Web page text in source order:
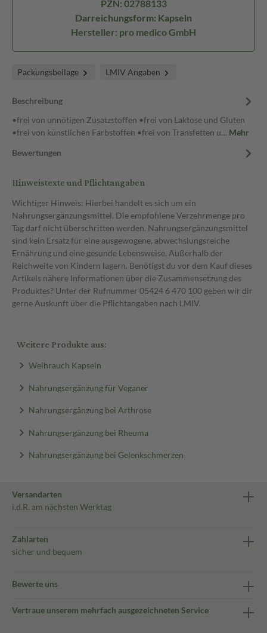
PZN: 02788133
Darreichungsform: Kapseln
Hersteller: pro medico GmbH
Packungsbeilage LMIV Angaben
Beschreibung
•frei von unnötigen Zusatzstoffen •frei von Laktose und Gluten
•frei von künstlichen Farbstoffen •frei von Transfetten u… Mehr
Bewertungen
Hinweistexte und Pflichtangaben
Wichtiger Hinweis: Hierbei handelt es sich um ein
Nahrungsergänzungsmittel. Die empfohlene Verzehrmenge pro
Tag darf nicht überschritten werden. Nahrungsergänzungsmittel
sind kein Ersatz für eine ausgewogene, abwechslungsreiche
Ernährung und eine gesunde Lebensweise. Außerhalb der
Reichweite von Kindern lagern. Benötigst du vor dem Kauf dieses
Artikels nähere Informationen über die Zusammensetzung des
Produktes? Unter der Rufnummer 05424 6 470 100 geben wir dir
gerne Auskunft über die Pflichtangaben nach LMIV.
Weitere Produkte aus:
Weihrauch Kapseln
Nahrungsergänzung für Veganer
Nahrungsergänzung bei Arthrose
Nahrungsergänzung bei Rheuma
Nahrungsergänzung bei Gelenkschmerzen
Versandarten
i.d.R. am nächsten Werktag
Zahlarten
sicher und bequem
Bewerte uns
Vertraue unserem mehrfach ausgezeichneten Service